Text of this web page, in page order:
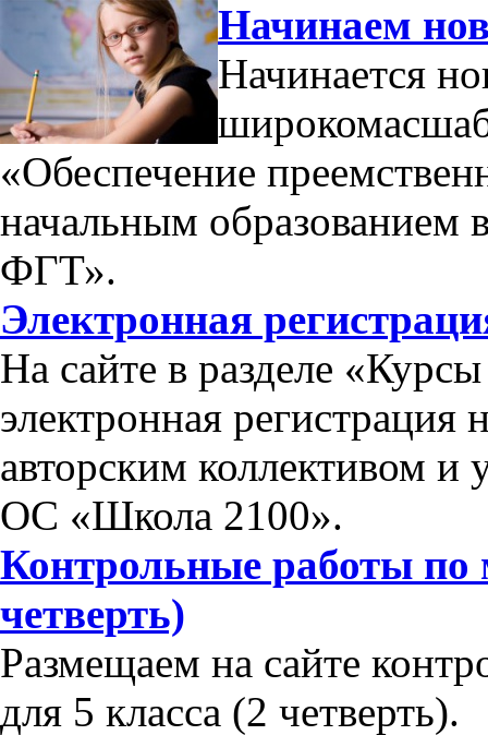
Начинаем
Начинается
«Обеспечение
начальным
ФГТ».
Электронная
На сайте в разделе
электронная
авторским коллективом
ОС «Школа 2100».
Контрольные работы по
четверть)
Размещаем на сайте
для 5 класса (2 четверть).